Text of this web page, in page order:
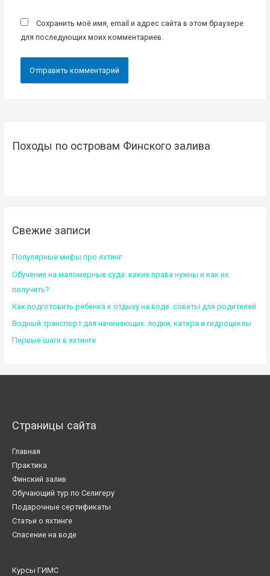
Сохранить моё имя, email и адрес сайта в этом браузере
для последующих моих комментариев.
Походы по островам Финского залива
Свежие записи
Популярные мифы про яхтинг
Обучение на маломерные суда: какие права нужны и как их
получить?
Как подготовить ребенка к отдыху на воде: советы для родителей
Водный транспорт для начинающих: лодки, катера и гидроциклы
Первые шаги в яхтинге
Страницы сайта
Главная
Практика
Финский залив
Обучающий тур по Селигеру
Подарочные сертификаты
Статьи о яхтинге
Спасение на воде
Курсы ГИМС